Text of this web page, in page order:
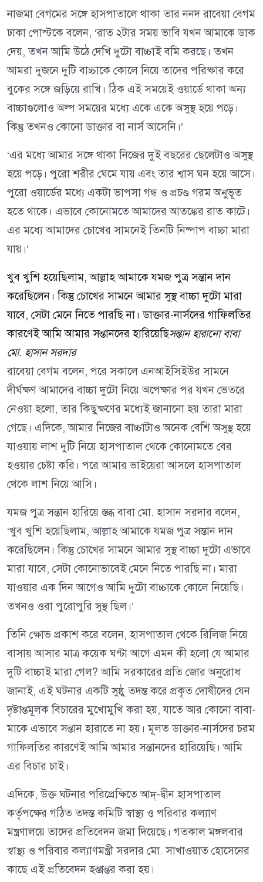
নাজমা বেগমের সঙ্গে হাসপাতালে থাকা তার ননদ রাবেয়া বেগম
ঢাকা পোস্টকে বলেন, ‘রাত ২টার সময় ভাবি যখন আমাকে ডাক
দেয়, তখন আমি উঠে দেখি দুটো বাচ্চাই বমি করছে। তখন
আমরা দুজনে দুটি বাচ্চাকে কোলে নিয়ে তাদের পরিষ্কার করে
বুকের সঙ্গে জড়িয়ে রাখি। ঠিক এই সময়েই ওয়ার্ডে থাকা অন্য
বাচ্চাগুলোও অল্প সময়ের মধ্যে একে একে অসুস্থ হয়ে পড়ে।
কিন্তু তখনও কোনো ডাক্তার বা নার্স আসেনি।’
‘এর মধ্যে আমার সঙ্গে থাকা নিজের দুই বছরের ছেলেটাও অসুস্থ
হয়ে পড়ে। পুরো শরীর ঘেমে যায় এবং তার শ্বাস ঘন হয়ে আসে।
পুরো ওয়ার্ডের মধ্যে একটা ভাপসা গন্ধ ও প্রচণ্ড গরম অনুভূত
হতে থাকে। এভাবে কোনোমতে আমাদের আতঙ্কের রাত কাটে।
এর মধ্যে আমাদের চোখের সামনেই তিনটি নিষ্পাপ বাচ্চা মারা
যায়।’
খুব খুশি হয়েছিলাম, আল্লাহ আমাকে যমজ পুত্র সন্তান দান
করেছিলেন। কিন্তু চোখের সামনে আমার সুস্থ বাচ্চা দুটো মারা
যাবে, সেটা মেনে নিতে পারছি না। ডাক্তার-নার্সদের গাফিলতির
কারণেই আমি আমার সন্তানদের হারিয়েছিসন্তান হারানো বাবা
মো. হাসান সরদার
রাবেয়া বেগম বলেন, পরে সকালে এনআইসিইউর সামনে
দীর্ঘক্ষণ আমাদের বাচ্চা দুটো নিয়ে অপেক্ষার পর যখন ভেতরে
নেওয়া হলো, তার কিছুক্ষণের মধ্যেই জানানো হয় তারা মারা
গেছে। এদিকে, আমার নিজের বাচ্চাটাও অনেক বেশি অসুস্থ হয়ে
যাওয়ায় লাশ দুটি নিয়ে হাসপাতাল থেকে কোনোমতে বের
হওয়ার চেষ্টা করি। পরে আমার ভাইয়েরা আসলে হাসপাতাল
থেকে লাশ নিয়ে আসি।
যমজ পুত্র সন্তান হারিয়ে স্তব্ধ বাবা মো. হাসান সরদার বলেন,
‘খুব খুশি হয়েছিলাম, আল্লাহ আমাকে যমজ পুত্র সন্তান দান
করেছিলেন। কিন্তু চোখের সামনে আমার সুস্থ বাচ্চা দুটো এভাবে
মারা যাবে, সেটা কোনোভাবেই মেনে নিতে পারছি না। মারা
যাওয়ার এক দিন আগেও আমি দুটো বাচ্চাকে কোলে নিয়েছি।
তখনও ওরা পুরোপুরি সুস্থ ছিল।’
তিনি ক্ষোভ প্রকাশ করে বলেন, হাসপাতাল থেকে রিলিজ নিয়ে
বাসায় আসার মাত্র কয়েক ঘণ্টা আগে এমন কী হলো যে আমার
দুটি বাচ্চাই মারা গেল? আমি সরকারের প্রতি জোর অনুরোধ
জানাই, এই ঘটনার একটি সুষ্ঠু তদন্ত করে প্রকৃত দোষীদের যেন
দৃষ্টান্তমূলক বিচারের মুখোমুখি করা হয়, যাতে আর কোনো বাবা-
মাকে এভাবে সন্তান হারাতে না হয়। মূলত ডাক্তার-নার্সদের চরম
গাফিলতির কারণেই আমি আমার সন্তানদের হারিয়েছি। আমি
এর বিচার চাই।
এদিকে, উক্ত ঘটনার পরিপ্রেক্ষিতে আদ্-দ্বীন হাসপাতাল
কর্তৃপক্ষের গঠিত তদন্ত কমিটি স্বাস্থ্য ও পরিবার কল্যাণ
মন্ত্রণালয়ে তাদের প্রতিবেদন জমা দিয়েছে। গতকাল মঙ্গলবার
স্বাস্থ্য ও পরিবার কল্যাণমন্ত্রী সরদার মো. সাখাওয়াত হোসেনের
কাছে এই প্রতিবেদন হস্তান্তর করা হয়।